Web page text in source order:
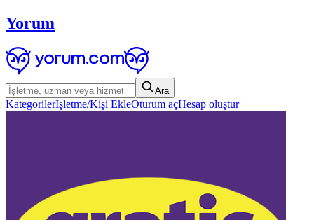
Yorum
Ara
Kategorilerİşletme/Kişi EkleOturum açHesap oluştur